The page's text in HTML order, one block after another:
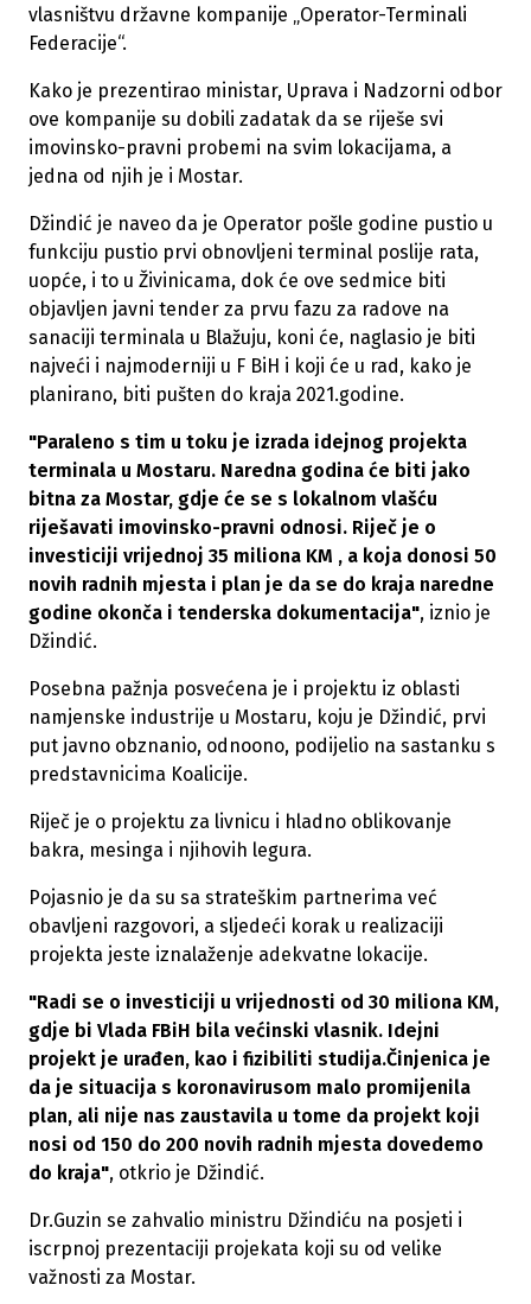
vlasništvu državne kompanije „Operator-Terminali
Federacije“.
Kako je prezentirao ministar, Uprava i Nadzorni odbor
ove kompanije su dobili zadatak da se riješe svi
imovinsko-pravni probemi na svim lokacijama, a
jedna od njih je i Mostar.
Džindić je naveo da je Operator pošle godine pustio u
funkciju pustio prvi obnovljeni terminal poslije rata,
uopće, i to u Živinicama, dok će ove sedmice biti
objavljen javni tender za prvu fazu za radove na
sanaciji terminala u Blažuju, koni će, naglasio je biti
najveći i najmoderniji u F BiH i koji će u rad, kako je
planirano, biti pušten do kraja 2021.godine.
"Paraleno s tim u toku je izrada idejnog projekta
terminala u Mostaru. Naredna godina će biti jako
bitna za Mostar, gdje će se s lokalnom vlašću
riješavati imovinsko-pravni odnosi. Riječ je o
investiciji vrijednoj 35 miliona KM , a koja donosi 50
novih radnih mjesta i plan je da se do kraja naredne
godine okonča i tenderska dokumentacija", iznio je
Džindić.
Posebna pažnja posvećena je i projektu iz oblasti
namjenske industrije u Mostaru, koju je Džindić, prvi
put javno obznanio, odnoono, podijelio na sastanku s
predstavnicima Koalicije.
Riječ je o projektu za livnicu i hladno oblikovanje
bakra, mesinga i njihovih legura.
Pojasnio je da su sa strateškim partnerima već
obavljeni razgovori, a sljedeći korak u realizaciji
projekta jeste iznalaženje adekvatne lokacije.
"Radi se o investiciji u vrijednosti od 30 miliona KM,
gdje bi Vlada FBiH bila većinski vlasnik. Idejni
projekt je urađen, kao i fizibiliti studija.Činjenica je
da je situacija s koronavirusom malo promijenila
plan, ali nije nas zaustavila u tome da projekt koji
nosi od 150 do 200 novih radnih mjesta dovedemo
do kraja", otkrio je Džindić.
Dr.Guzin se zahvalio ministru Džindiću na posjeti i
iscrpnoj prezentaciji projekata koji su od velike
važnosti za Mostar.